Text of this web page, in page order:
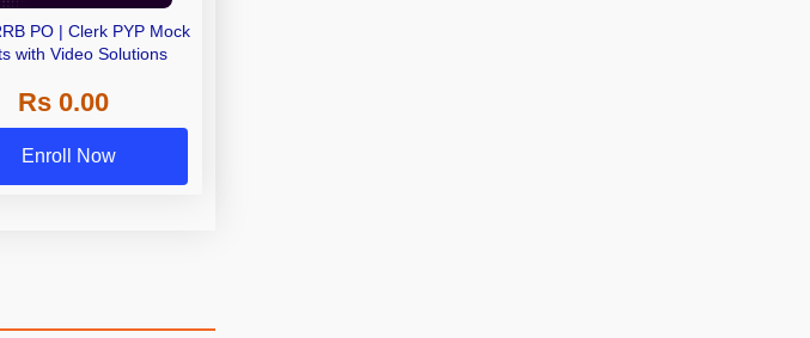
PO | Clerk PYP Mock
with Video Solutions
Rs 0.00
Enroll Now